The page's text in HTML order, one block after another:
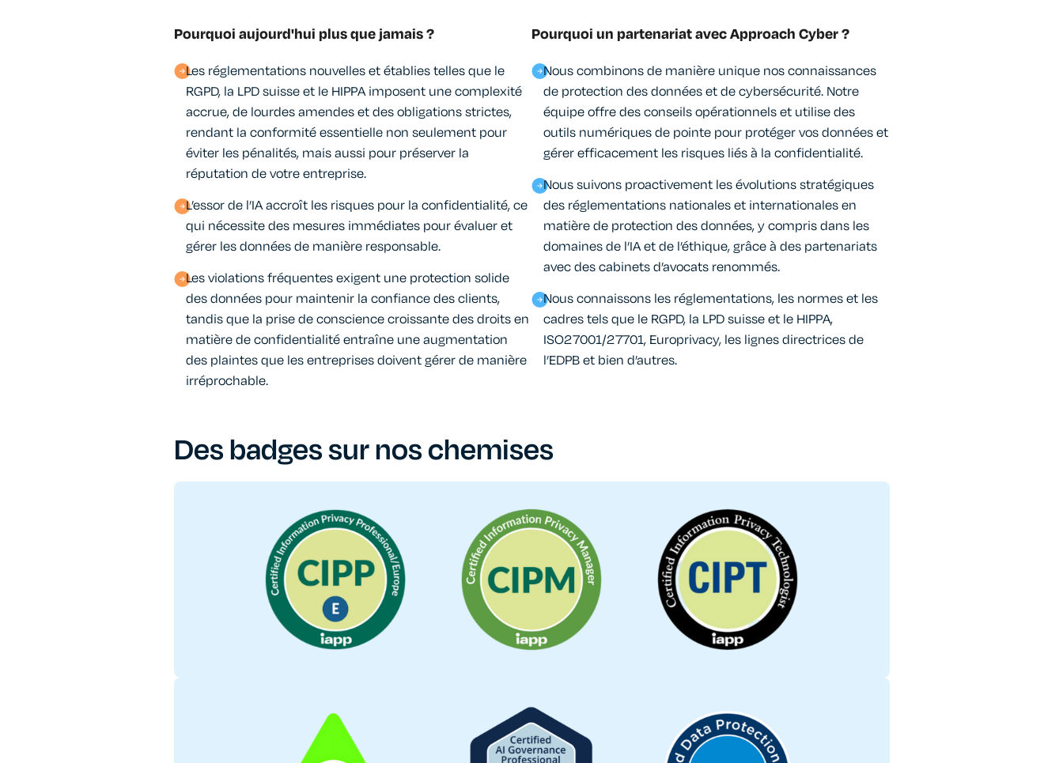
Pourquoi aujourd'hui plus que jamais ?
Les réglementations nouvelles et établies telles que le
RGPD, la LPD suisse et le HIPPA imposent une complexité
accrue, de lourdes amendes et des obligations strictes,
rendant la conformité essentielle non seulement pour
éviter les pénalités, mais aussi pour préserver la
réputation de votre entreprise.
L’essor de l’IA accroît les risques pour la confidentialité, ce
qui nécessite des mesures immédiates pour évaluer et
gérer les données de manière responsable.
Les violations fréquentes exigent une protection solide
des données pour maintenir la confiance des clients,
tandis que la prise de conscience croissante des droits en
matière de confidentialité entraîne une augmentation
des plaintes que les entreprises doivent gérer de manière
irréprochable.
Pourquoi un partenariat avec Approach Cyber ?
Nous combinons de manière unique nos connaissances
de protection des données et de cybersécurité. Notre
équipe offre des conseils opérationnels et utilise des
outils numériques de pointe pour protéger vos données et
gérer efficacement les risques liés à la confidentialité.
Nous suivons proactivement les évolutions stratégiques
des réglementations nationales et internationales en
matière de protection des données, y compris dans les
domaines de l’IA et de l’éthique, grâce à des partenariats
avec des cabinets d’avocats renommés.
Nous connaissons les réglementations, les normes et les
cadres tels que le RGPD, la LPD suisse et le HIPPA,
ISO27001/27701, Europrivacy, les lignes directrices de
l’EDPB et bien d’autres.
Des badges sur nos chemises